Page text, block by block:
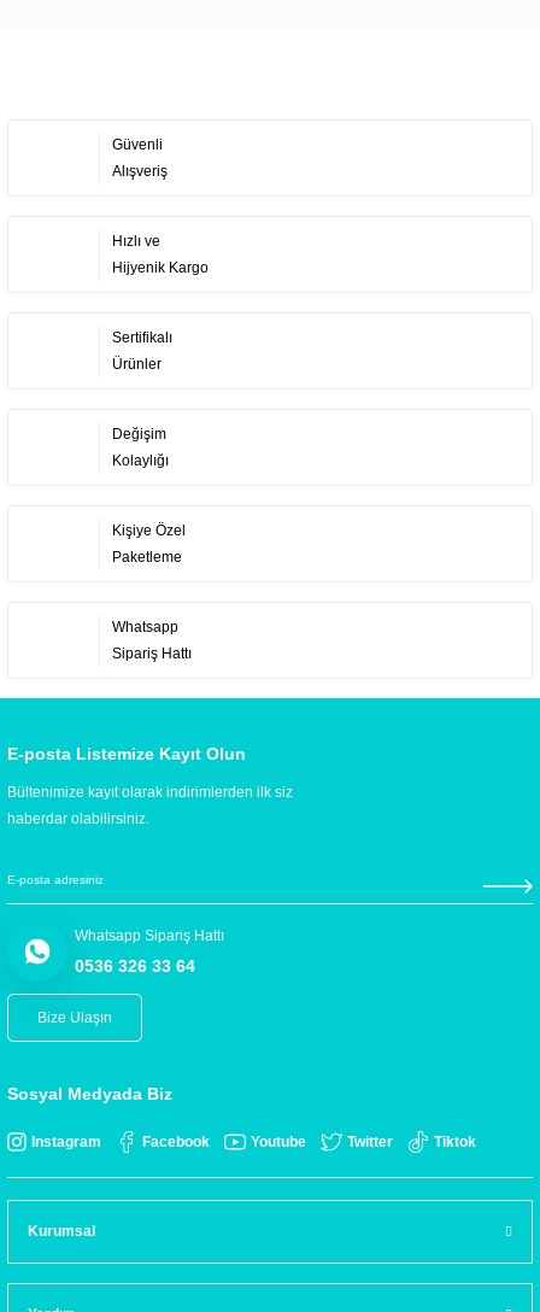
Güvenli
Alışveriş
Hızlı ve
Hijyenik Kargo
Sertifikalı
Ürünler
Değişim
Kolaylığı
Kişiye Özel
Paketleme
Whatsapp
Sipariş Hattı
E-posta Listemize Kayıt Olun
Bültenimize kayıt olarak indirimlerden ilk siz
haberdar olabilirsiniz.
Whatsapp Sipariş Hattı
0536 326 33 64
Bize Ulaşın
Sosyal Medyada Biz
Instagram Facebook Youtube Twitter Tiktok
Kurumsal